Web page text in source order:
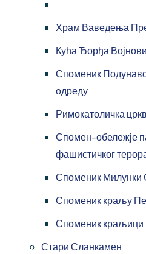
Храм Ваведења
Кућа Ђорђа
Споменик
одреду
Римокатоличка
Спомен-обележје
фашистичког
Споменик Милунки
Споменик краљу
Споменик краљици
Стари Сланкамен